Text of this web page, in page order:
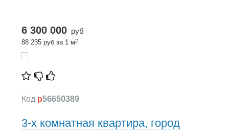
6 300 000 руб
88 235 руб за 1 м2
Код p56650389
3-х комнатная квартира, город